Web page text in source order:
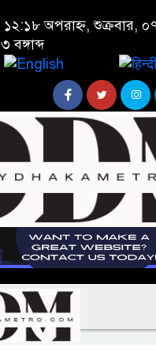
১২:১৮ অপরাহ্ন, শুক্রবার,
বঙ্গাব্দ